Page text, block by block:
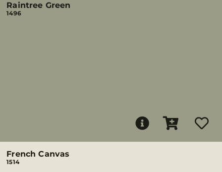
Raintree Green
1496
French Canvas
1514